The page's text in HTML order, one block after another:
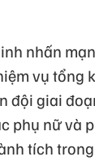
nhấn
vụ tổng
đội giai
phụ nữ và
tích